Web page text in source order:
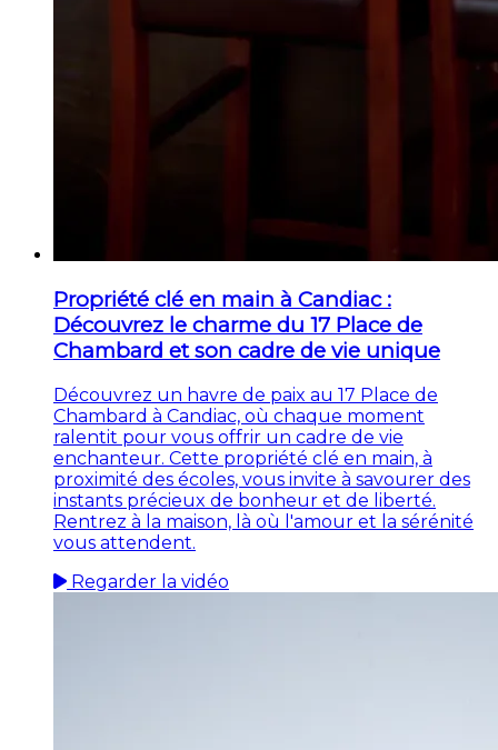
Propriété clé en main à Candiac :
Découvrez le charme du 17 Place de
Chambard et son cadre de vie unique
Découvrez un havre de paix au 17 Place de
Chambard à Candiac, où chaque moment
ralentit pour vous offrir un cadre de vie
enchanteur. Cette propriété clé en main, à
proximité des écoles, vous invite à savourer des
instants précieux de bonheur et de liberté.
Rentrez à la maison, là où l'amour et la sérénité
vous attendent.
Regarder la vidéo